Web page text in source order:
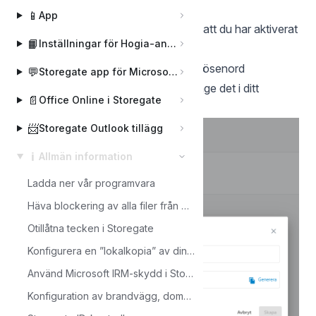
📱 App
📙 Inställningar för Hogia-användare
💬 Storegate app för Microsoft Teams
📄 Office Online i Storegate
📨Storegate Outlook tillägg
ℹ️ Allmän information
Ladda ner vår programvara
Häva blockering av alla filer från Storegate – Betrodda platser
Otillåtna tecken i Storegate
Konfigurera en ”lokalkopia” av din Storegate-miljö med SyncbackPro
Använd Microsoft IRM-skydd i Storegate
Konfiguration av brandvägg, domäner och e-post
Gör så här:
Gå till inställningar och kontrollera så att du har aktiverat
2-stegsverifiering
Klicka på enheter och välj WebDAV-lösenord
Skapa ditt WebDAV-lösenord och ange det i ditt
program som du vill ansluta med